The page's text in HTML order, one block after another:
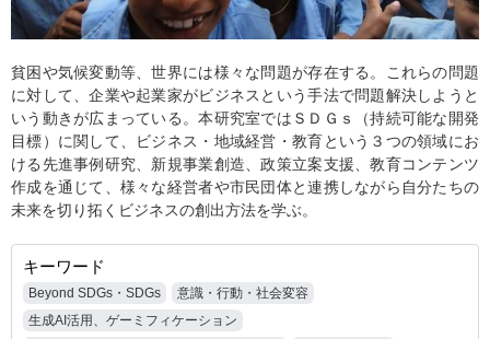
貧困や気候変動等、世界には様々な問題が存在する。これらの問題
に対して、企業や起業家がビジネスという手法で問題解決しようと
いう動きが広まっている。本研究室ではＳＤＧｓ（持続可能な開発
目標）に関して、ビジネス・地域経営・教育という３つの領域にお
ける先進事例研究、新規事業創造、政策立案支援、教育コンテンツ
作成を通じて、様々な経営者や市民団体と連携しながら自分たちの
未来を切り拓くビジネスの創出方法を学ぶ。
キーワード
Beyond SDGs・SDGs
意識・行動・社会変容
生成AI活用、ゲーミフィケーション